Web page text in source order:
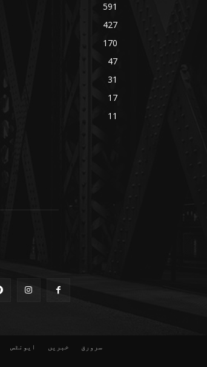
591
427
170
47
31
17
11
سرورق خبریں ایونٹس